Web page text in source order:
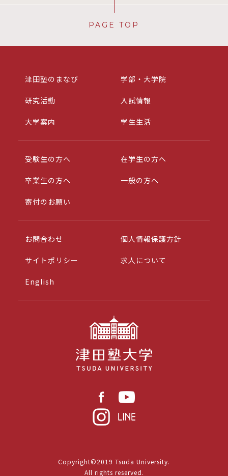
PAGE TOP
津田塾のまなび 学部・大学院
研究活動 入試情報
大学案内 学生生活
受験生の方へ 在学生の方へ
卒業生の方へ 一般の方へ
寄付のお願い
お問合わせ 個人情報保護方針
サイトポリシー 求人について
English
Copyright©2019 Tsuda University.
All rights reserved.